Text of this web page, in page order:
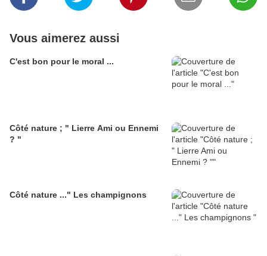
Vous aimerez aussi
C'est bon pour le moral ...
Côté nature ; " Lierre Ami ou Ennemi
? "
Côté nature ..." Les champignons